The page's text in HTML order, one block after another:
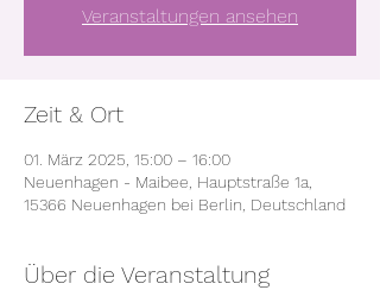
Veranstaltungen ansehen
Zeit & Ort
01. März 2025, 15:00 – 16:00
Neuenhagen - Maibee, Hauptstraße 1a,
15366 Neuenhagen bei Berlin, Deutschland
Über die Veranstaltung